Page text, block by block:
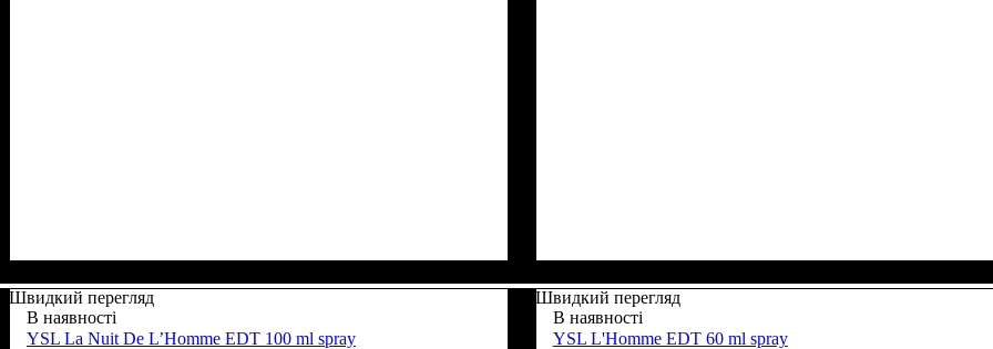
Швидкий перегляд
В наявності
YSL La Nuit De L’Homme EDT 100 ml spray
Швидкий перегляд
В наявності
YSL L'Homme EDT 60 ml spray